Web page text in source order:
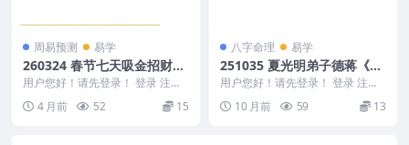
周易预测 易学
260324 春节七天吸金招财秘
法
用户您好！请先登录！ 登录 注册
春节七天吸金招财秘法 260324
4 月前 52 15
八字命理 易学
251035 夏光明弟子德蒋《干
支互通带象秘法精解》视频4
集+文档Y
用户您好！请先登录！ 登录 注册
夏光明弟子德蒋《干支互通带象秘
法精解》视频4集...
10 月前 59 13